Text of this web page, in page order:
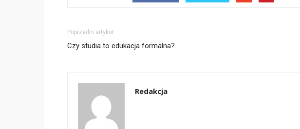
Poprzedni artykuł
Czy studia to edukacja formalna?
Redakcja